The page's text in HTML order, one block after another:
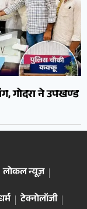
गोदरा ने उपखण्ड
लोकल न्यूज़
टेक्नोलॉजी